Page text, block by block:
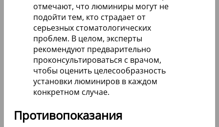
позволяя скрыть дефекты, такие как
потемнение или неровности. Цена на
люминиры с установкой варьируется,
но в среднем составляет от 50 до 100
тысяч рублей за полный курс.
Среди плюсов специалисты выделяют
минимальную инвазивность
процедуры и возможность сохранить
зубы в их естественном состоянии.
Однако есть и минусы: высокая
стоимость, необходимость